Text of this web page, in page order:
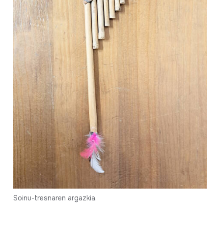
Soinu-tresnaren argazkia.